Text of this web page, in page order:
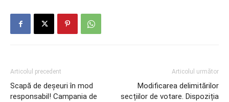
Articolul precedent
Scapă de deșeuri în mod
responsabil! Campania de
Articolul următor
Modificarea delimitărilor
secțiilor de votare. Dispoziția